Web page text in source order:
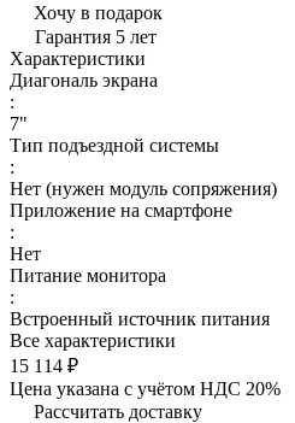
Хочу в подарок
Гарантия 5 лет
Характеристики
Диагональ экрана
:
7"
Тип подъездной системы
:
Нет (нужен модуль сопряжения)
Приложение на смартфоне
:
Нет
Питание монитора
:
Встроенный источник питания
Все характеристики
15 114 ₽
Цена указана с учётом НДС 20%
Рассчитать доставку